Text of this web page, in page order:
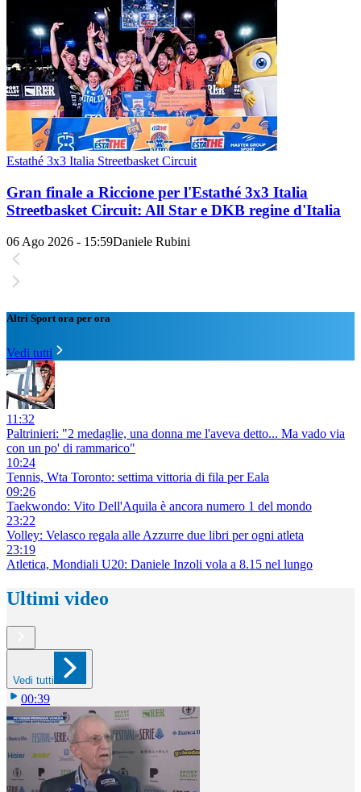
Estathé 3x3 Italia Streetbasket Circuit
Gran finale a Riccione per l'Estathé 3x3 Italia
Streetbasket Circuit: All Star e DKB regine d'Italia
06 Ago 2026 - 15:59Daniele Rubini
Altri Sport ora per ora
Vedi tutti
11:32
Paltrinieri: "2 medaglie, una donna me l'aveva detto... Ma vado via
con un po' di rammarico"
10:24
Tennis, Wta Toronto: settima vittoria di fila per Eala
09:26
Taekwondo: Vito Dell'Aquila è ancora numero 1 del mondo
23:22
Volley: Velasco regala alle Azzurre due libri per ogni atleta
23:19
Atletica, Mondiali U20: Daniele Inzoli vola a 8.15 nel lungo
Ultimi video
Vedi tutti
00:39